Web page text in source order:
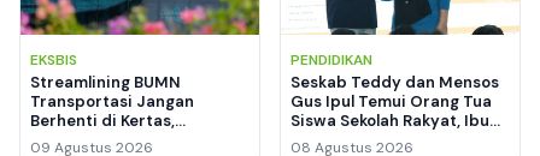
EKSBIS
Streamlining BUMN
Transportasi Jangan
Berhenti di Kertas,
Pengamat: Kinerja
09 Agustus 2026
PENDIDIKAN
Seskab Teddy dan Mensos
Gus Ipul Temui Orang Tua
Siswa Sekolah Rakyat, Ibu
Siti Menangis Haru
08 Agustus 2026